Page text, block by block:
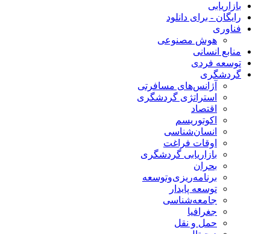
بازاریابی
رایگان - برای دانلود
فناوری
هوش مصنوعی
منابع انسانی
توسعه فردی
گردشگری
آژانس‌های مسافرتی
استراتژی گردشگری
اقتصاد
اکوتوریسم
انسان‌شناسی
اوقات فراغت
بازاریابی گردشگری
بحران
برنامه‌ریزی‌وتوسعه
توسعه پایدار
جامعه‌شناسی
جغرافیا
حمل و نقل